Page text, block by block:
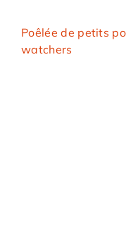
Poêlée de petits
watchers